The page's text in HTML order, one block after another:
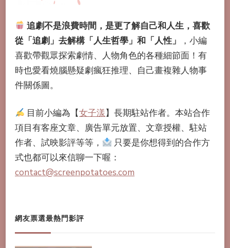
追劇不是浪費時間，是更了解自己和人生，喜歡
從「追劇」去解構「人生哲學」和「人性」
，小編
喜歡帶觀眾探索劇情、人物角色的各種細節面！有
時也愛看燒腦懸疑劇瘋狂推理、自己畫複雜人物事
件關係圖。
目前小編為【女子漾】長期駐站作者。本站合作
項目有客座文章、廣告單元放置、文章授權、駐站
作者、試映影評等等，
只要是你想得到的合作方
式也都可以來信聊一下喔：
contact@screenpotatoes.com
網友票選最熱門影評